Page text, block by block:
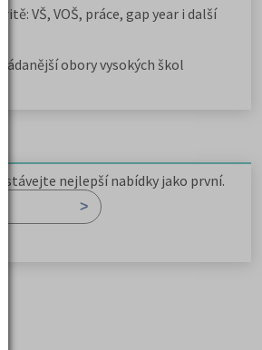
VŠ, VOŠ, práce, gap year i další
obory vysokých škol
nejlepší nabídky jako první.